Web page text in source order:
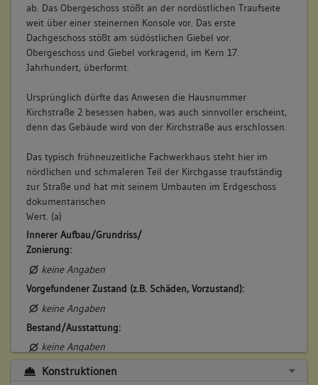
Bemerkung Besitz:
kauft von Witwe Köhler
Beschreibung:
Haus, Scheuer
keiner
Betroffene Gebäudeteile:
Obergeschoss(e)
Dachgeschoss(e)
Untergeschoss(e)
8. Besitzer:in:
Bemerkung Familie:
Witwe des Erhard Haug
Bemerkung Besitz:
Beschreibung:
Haus, Scheuer
ab. Das Obergeschoss stößt an der nordöstlichen Traufseite
weit über einer steinernen Konsole vor. Das erste
Dachgeschoss stößt am südöstlichen Giebel vor.
Obergeschoss und Giebel vorkragend, im Kern 17.
Jahrhundert, überformt.
Ursprünglich dürfte das Anwesen die Hausnummer
Kirchstraße 2 besessen haben, was auch sinnvoller erscheint,
denn das Gebäude wird von der Kirchstraße aus erschlossen.
Das typisch frühneuzeitliche Fachwerkhaus steht hier im
nördlichen und schmaleren Teil der Kirchgasse traufständig
zur Straße und hat mit seinem Umbauten im Erdgeschoss
dokumentarischen
Wert. (a)
Innerer Aufbau/Grundriss/
Zonierung:
keine Angaben
Vorgefundener Zustand (z.B. Schäden, Vorzustand):
keine Angaben
Bestand/Ausstattung:
keine Angaben
Konstruktionen